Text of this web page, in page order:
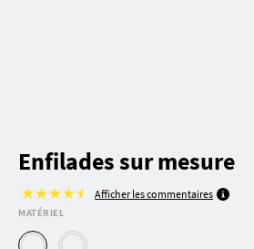
Enfilades sur mesure
Afficher les commentaires
MATÉRIEL